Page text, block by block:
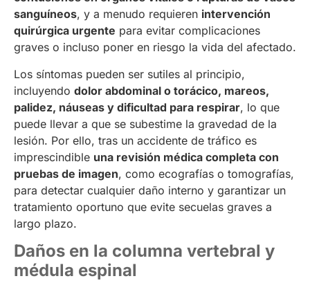
sanguíneos, y a menudo requieren intervención
quirúrgica urgente para evitar complicaciones
graves o incluso poner en riesgo la vida del afectado.
Los síntomas pueden ser sutiles al principio,
incluyendo dolor abdominal o torácico, mareos,
palidez, náuseas y dificultad para respirar, lo que
puede llevar a que se subestime la gravedad de la
lesión. Por ello, tras un accidente de tráfico es
imprescindible una revisión médica completa con
pruebas de imagen, como ecografías o tomografías,
para detectar cualquier daño interno y garantizar un
tratamiento oportuno que evite secuelas graves a
largo plazo.
Daños en la columna vertebral y
médula espinal